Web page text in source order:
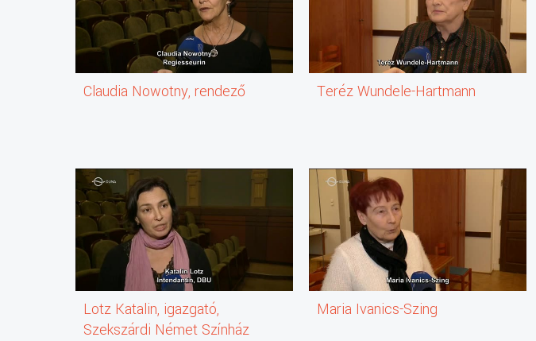
Claudia Nowotny, rendező
Lotz Katalin, igazgató,
Szekszárdi Német Színház
Teréz Wundele-Hartmann
Maria Ivanics-Szing